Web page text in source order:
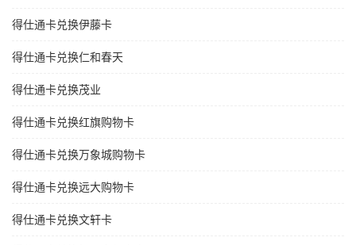
得仕通卡兑换伊藤卡
得仕通卡兑换仁和春天
得仕通卡兑换茂业
得仕通卡兑换红旗购物卡
得仕通卡兑换万象城购物卡
得仕通卡兑换远大购物卡
得仕通卡兑换文轩卡